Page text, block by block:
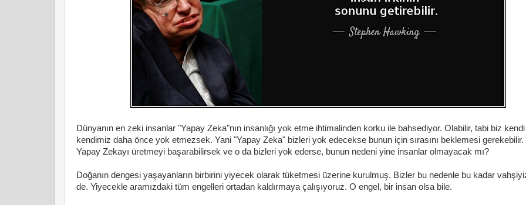
Dünyanın en zeki insanlar "Yapay Zeka"nın insanlığı yok etme ihtimalinden korku ile bahsediyor. Olabilir, tabi biz kendi
kendimiz daha önce yok etmezsek. Yani "Yapay Zeka" bizleri yok edecekse bunun için sırasını beklemesi
Yapay Zekayı üretmeyi başarabilirsek ve o da bizleri yok ederse, bunun nedeni yine insanlar olmayacak mı?
Doğanın dengesi yaşayanların birbirini yiyecek olarak tüketmesi üzerine kurulmuş. Bizler bu nedenle bu kadar
de. Yiyecekle aramızdaki tüm engelleri ortadan kaldırmaya çalışıyoruz. O engel, bir insan olsa bile.